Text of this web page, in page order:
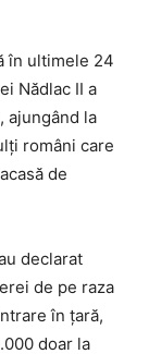
în ultimele 24
Nădlac II a
ajungând la
români care
de
declarat
de pe raza
în ţară,
doar la